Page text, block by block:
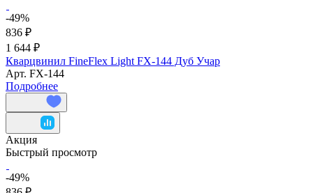
-49%
836 ₽
1 644 ₽
Кварцвинил FineFlex Light FX-144 Дуб Учар
Арт. FX-144
Подробнее
Акция
Быстрый просмотр
-49%